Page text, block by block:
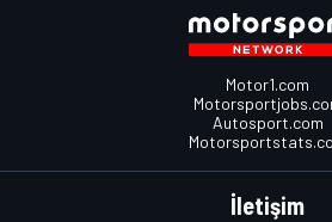
Motor1.com
Autosport.com
İletişim